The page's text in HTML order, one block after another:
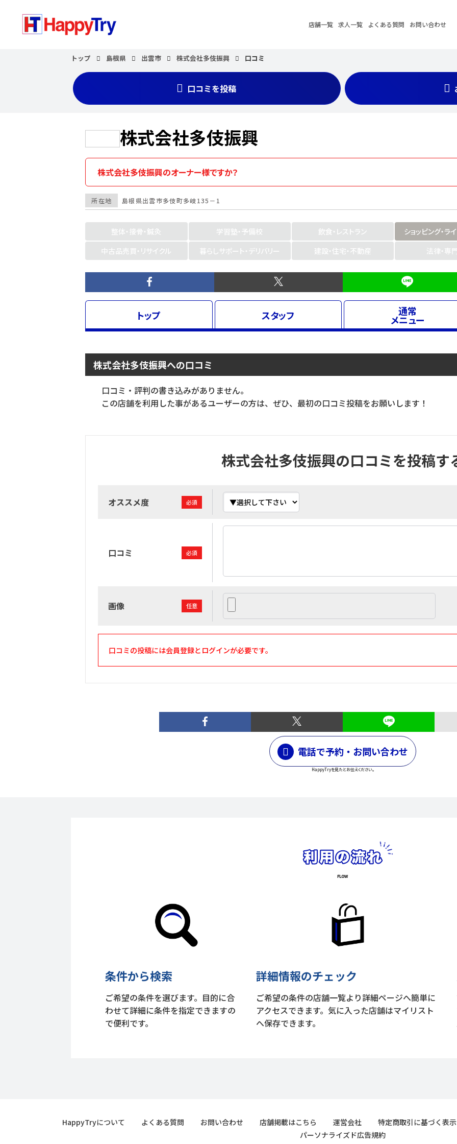
店舗一覧 求人一覧 よくある質問 お問い合わせ
トップ 島根県 出雲市 株式会社多伎振興 口コミ
口コミを投稿
株式会社多伎振興
株式会社多伎振興のオーナー様ですか？
所在地 島根県出雲市多伎町多岐135－1
整体・接骨・鍼灸 学習塾・予備校 飲食・レストラン
ショッピング・ラ
中古品売買・リサイクル
暮らしサポート・デリバリー 建設・住宅・不動産 法律・専
トップ スタッフ 通常
メニュー
株式会社多伎振興への口コミ
口コミ・評判の書き込みがありません。
この店舗を利用した事があるユーザーの方は、ぜひ、最初の口コミ投稿をお願いします！
株式会社多伎振興の口コミを投稿す
オススメ度 必須
口コミ 必須
画像 任意
口コミの投稿には会員登録とログインが必要です。
電話で予約・お問い合わせ
HappyTryを見たとお伝えください。
条件から検索
ご希望の条件を選びます。目的に合
わせて詳細に条件を指定できますの
で便利です。
詳細情報のチェック
ご希望の条件の店舗一覧より詳細ページへ簡単に
アクセスできます。気に入った店舗はマイリスト
へ保存できます。
HappyTryについて よくある質問 お問い合わせ 店舗掲載はこちら 運営会社
特定商取引に基づく表示
パーソナライズド広告規約